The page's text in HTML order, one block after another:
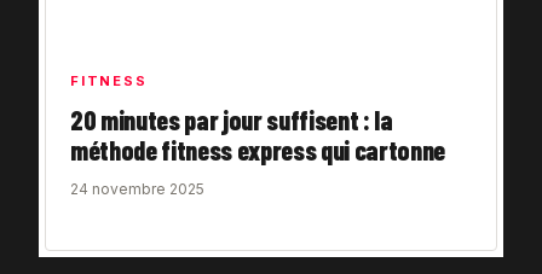
FITNESS
20 minutes par jour suffisent : la
méthode fitness express qui cartonne
24 novembre 2025